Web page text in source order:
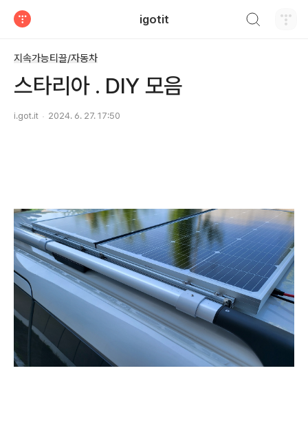
igotit
지속가능티끌/자동차
스타리아 . DIY 모음
i.got.it 2024. 6. 27. 17:50